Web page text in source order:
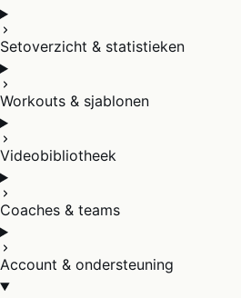
Setoverzicht & statistieken
Workouts & sjablonen
Videobibliotheek
Coaches & teams
Account & ondersteuning